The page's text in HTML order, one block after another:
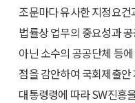
조문마다 유사한 지정요
법률상 업무의 중요성과
아닌 소수의 공공단체 등
점을 감안하여 국회제출
대통령령에 따라 SW진흥